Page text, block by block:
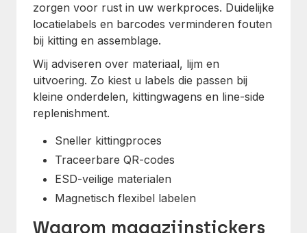
zorgen voor rust in uw werkproces. Duidelijke
locatielabels en barcodes verminderen fouten
bij kitting en assemblage.
Wij adviseren over materiaal, lijm en
uitvoering. Zo kiest u labels die passen bij
kleine onderdelen, kittingwagens en line-side
replenishment.
Sneller kittingproces
Traceerbare QR-codes
ESD-veilige materialen
Magnetisch flexibel labelen
Waarom magazijnstickers